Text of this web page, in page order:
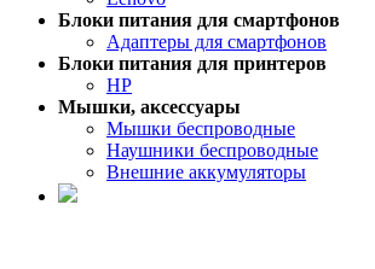
Блоки питания для смартфонов
Адаптеры для смартфонов
Блоки питания для принтеров
HP
Мышки, аксессуары
Мышки беспроводные
Наушники беспроводные
Внешние аккумуляторы